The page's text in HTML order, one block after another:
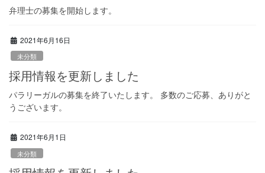
弁理士の募集を開始します。
2021年6月16日
未分類
採用情報を更新しました
パラリーガルの募集を終了いたします。 多数のご応募、ありがと
うございます。
2021年6月1日
未分類